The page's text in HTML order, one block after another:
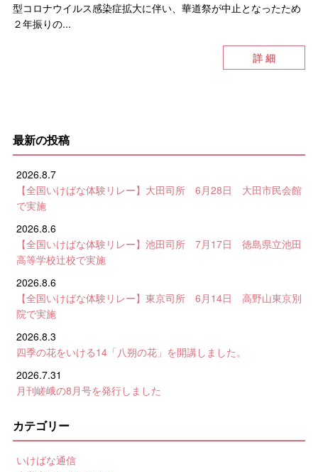
型コロナウイルス感染症拡大に伴い、華道祭が中止となったため
２年振りの...
詳 細
最新の投稿
2026.8.7
【全国いけばな体験リレー】大田司所 6月28日 大田市民会館
で実施
2026.8.6
【全国いけばな体験リレー】池田司所 7月17日 徳島県立池田
高等学校辻校で実施
2026.8.6
【全国いけばな体験リレー】東京司所 6月14日 高野山東京別
院で実施
2026.8.3
四季の花をいける14「八朔の花」を開講しました。
2026.7.31
月刊嵯峨の8月号を発行しました
カテゴリー
いけばな通信